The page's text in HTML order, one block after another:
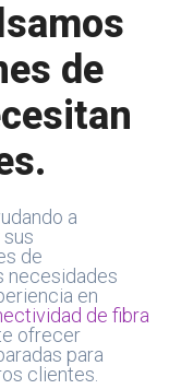
de
a
de
necesidades
en
de fibra
ofrecer
para
clientes.